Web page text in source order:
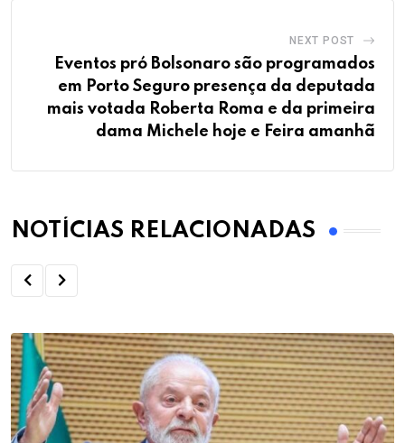
NEXT POST
Eventos pró Bolsonaro são programados
em Porto Seguro presença da deputada
mais votada Roberta Roma e da primeira
dama Michele hoje e Feira amanhã
NOTÍCIAS RELACIONADAS